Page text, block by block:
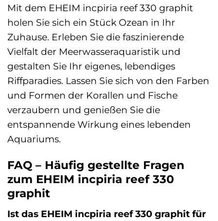
Mit dem EHEIM incpiria reef 330 graphit
holen Sie sich ein Stück Ozean in Ihr
Zuhause. Erleben Sie die faszinierende
Vielfalt der Meerwasseraquaristik und
gestalten Sie Ihr eigenes, lebendiges
Riffparadies. Lassen Sie sich von den Farben
und Formen der Korallen und Fische
verzaubern und genießen Sie die
entspannende Wirkung eines lebenden
Aquariums.
FAQ – Häufig gestellte Fragen
zum EHEIM incpiria reef 330
graphit
Ist das EHEIM incpiria reef 330 graphit für